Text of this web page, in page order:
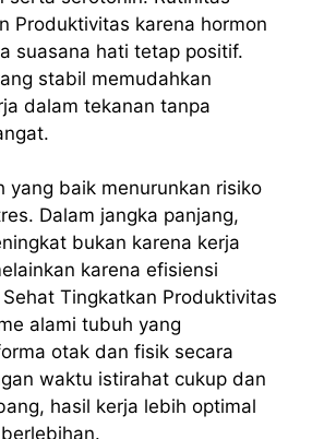
Produktivitas karena hormon
suasana hati tetap positif.
stabil memudahkan
dalam tekanan tanpa
yang baik menurunkan risiko
Dalam jangka panjang,
bukan karena kerja
karena efisiensi
Tingkatkan Produktivitas
alami tubuh yang
otak dan fisik secara
waktu istirahat cukup dan
hasil kerja lebih optimal